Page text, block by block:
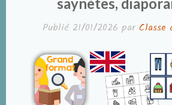
Publié 21/01/2026 par Classe